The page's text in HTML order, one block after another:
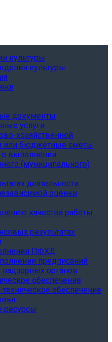
культуры
культуры
документы
услуги
хозяйственной
или бюджетные сметы
выполнении
(муниципального)
деятельности
оценки
качества работы
результатах
ПФХД
предписаний
органов
обеспечение
обеспечение
ресурсы